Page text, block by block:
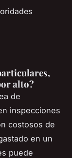
alto?
de
inspecciones
costosos de
en un
puede